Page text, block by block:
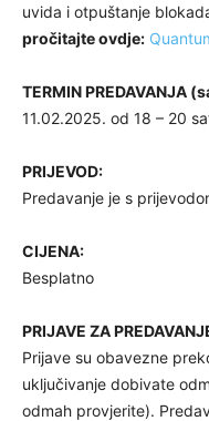
uvida i otpuštanje
pročitajte ovdje:
TERMIN PREDAVANJA
11.02.2025. od 18 – 20
PRIJEVOD:
Predavanje je s
CIJENA:
Besplatno
PRIJAVE ZA
Prijave su obavezne
uključivanje dobivate
odmah provjerite).